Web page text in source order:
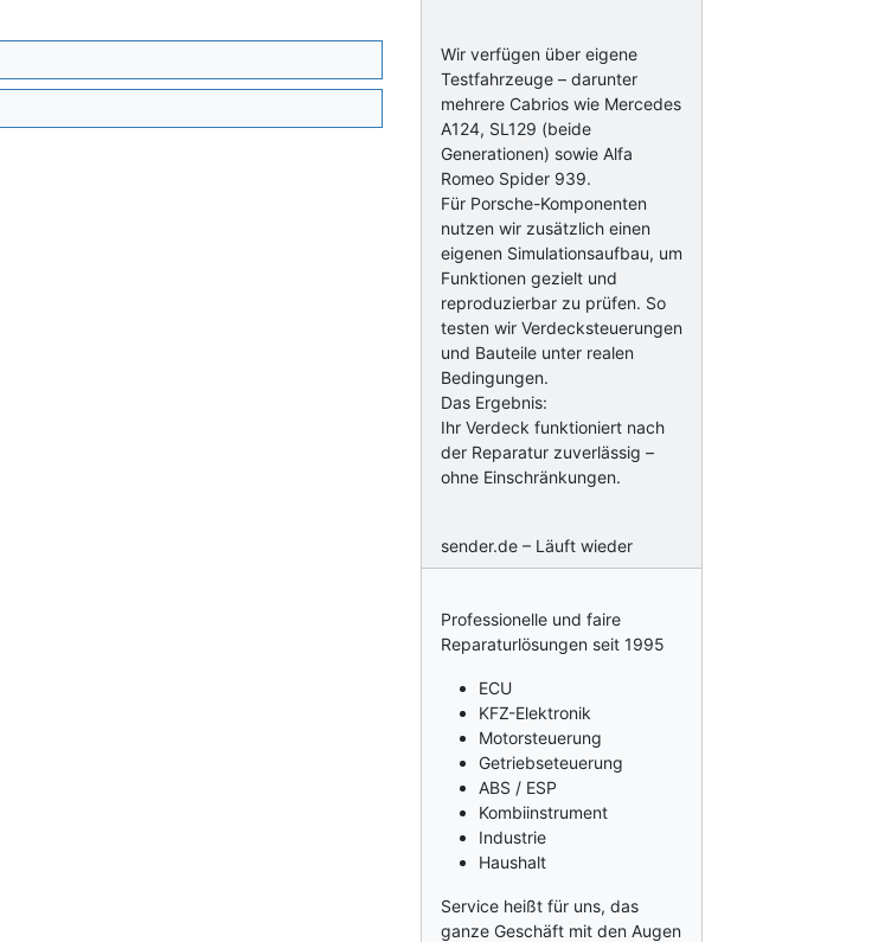
Wir verfügen über eigene
Testfahrzeuge – darunter
mehrere Cabrios wie Mercedes
A124, SL129 (beide
Generationen) sowie Alfa
Romeo Spider 939.
Für Porsche-Komponenten
nutzen wir zusätzlich einen
eigenen Simulationsaufbau, um
Funktionen gezielt und
reproduzierbar zu prüfen. So
testen wir Verdecksteuerungen
und Bauteile unter realen
Bedingungen.
Das Ergebnis:
Ihr Verdeck funktioniert nach
der Reparatur zuverlässig –
ohne Einschränkungen.
sender.de – Läuft wieder
Professionelle und faire
Reparaturlösungen seit 1995
ECU
KFZ-Elektronik
Motorsteuerung
Getriebseteuerung
ABS / ESP
Kombiinstrument
Industrie
Haushalt
Service heißt für uns, das
ganze Geschäft mit den Augen